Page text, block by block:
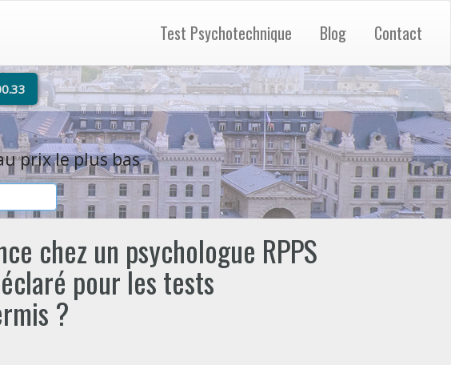
Test Psychotechnique Blog Contact
prix le plus bas
chez un psychologue RPPS
pour les tests
?